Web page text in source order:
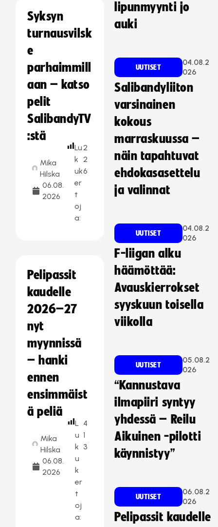
Syksyn
turnausvilsk
e
parhaimmill
aan – katso
pelit
SalibandyTV
:stä
Mika
Hilska
06.08.
2026
Lu
k
uk
er
t
oj
a:
2
2
6
Pelipassit
kaudelle
2026–27
nyt
myynnissä
– hanki
ennen
ensimmäist
ä peliä
Mika
Hilska
06.08.
2026
L
u
k
u
k
er
t
oj
a:
4
1
3
lipunmyynti jo
auki
UUTISET
04.08.2
026
Salibandyliiton
varsinainen
kokous
marraskuussa –
näin tapahtuvat
ehdokasasettelu
ja valinnat
UUTISET
04.08.2
026
F-liigan alku
häämöttää:
Avauskierrokset
syyskuun toisella
viikolla
UUTISET
05.08.2
026
“Kannustava
ilmapiiri syntyy
yhdessä – Reilu
Aikuinen -pilotti
käynnistyy”
UUTISET
06.08.2
026
Pelipassit kaudelle